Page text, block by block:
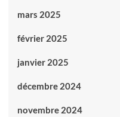
mars 2025
février 2025
janvier 2025
décembre 2024
novembre 2024